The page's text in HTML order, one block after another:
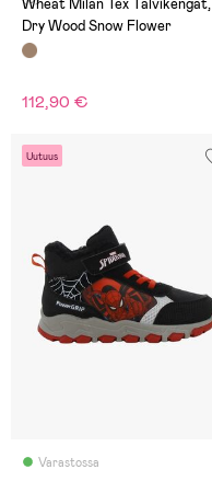
Wheat Milan Tex Talvikengät,
Dry Wood Snow Flower
112,90 €
Uutuus
Varastossa